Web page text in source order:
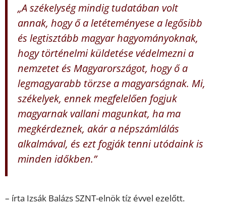
„A székelység mindig tudatában volt
annak, hogy ő a letéteményese a legősibb
és legtisztább magyar hagyományoknak,
hogy történelmi küldetése védelmezni a
nemzetet és Magyarországot, hogy ő a
legmagyarabb törzse a magyarságnak. Mi,
székelyek, ennek megfelelően fogjuk
magyarnak vallani magunkat, ha ma
megkérdeznek, akár a népszámlálás
alkalmával, és ezt fogják tenni utódaink is
minden időkben.”
– írta Izsák Balázs SZNT-elnök tíz évvel ezelőtt.